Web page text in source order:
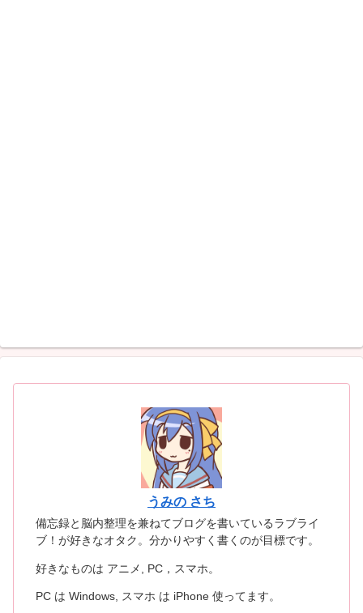
うみの さち
備忘録と脳内整理を兼ねてブログを書いているラブライ
ブ！が好きなオタク。分かりやすく書くのが目標です。
好きなものは アニメ, PC，スマホ。
PC は Windows, スマホ は iPhone 使ってます。